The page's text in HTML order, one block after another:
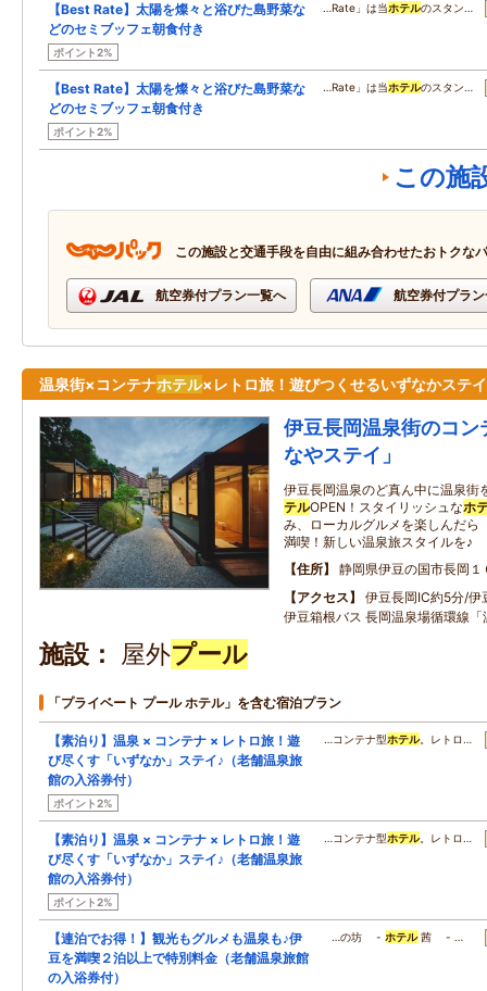
【Best Rate】太陽を燦々と浴びた島野菜な
どのセミブッフェ朝食付き
ポイント2%
…Rate」は当ホテルのスタン…
【Best Rate】太陽を燦々と浴びた島野菜な
どのセミブッフェ朝食付き
ポイント2%
…Rate」は当ホテルのスタン…
この施
この施設と交通手段を自由に組み合わせたおトクな
航空券付プラン一覧へ 航空券付プラ
温泉街×コンテナホテル×レトロ旅！遊びつくせるいずなかステ
伊豆長岡温泉街のコン
なやステイ」
伊豆長岡温泉のど真ん中に温泉街
テルOPEN！スタイリッシュなホ
み、ローカルグルメを楽しんだら
満喫！新しい温泉旅スタイルを♪
住所
静岡県伊豆の国市長岡１
アクセス
伊豆長岡IC約5分/伊
伊豆箱根バス 長岡温泉場循環線
施設 屋外プール
「プライベート プール ホテル」を含む宿泊プラン
【素泊り】温泉 × コンテナ × レトロ旅！遊
び尽くす「いずなか」ステイ♪（老舗温泉旅
館の入浴券付）
ポイント2%
…コンテナ型ホテル。レトロ…
【素泊り】温泉 × コンテナ × レトロ旅！遊
び尽くす「いずなか」ステイ♪（老舗温泉旅
館の入浴券付）
ポイント2%
…コンテナ型ホテル。レトロ…
【連泊でお得！】観光もグルメも温泉も♪伊
豆を満喫２泊以上で特別料金（老舗温泉旅館
の入浴券付）
…の坊 - ホテル茜 - …